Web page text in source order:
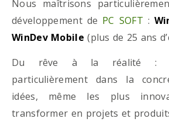
Nous maîtrisons
développement de PC SOFT :
WinDev Mobile (plus de 25 ans
Du rêve à la réalité :
particulièrement dans la
idées, même les plus
transformer en projets et